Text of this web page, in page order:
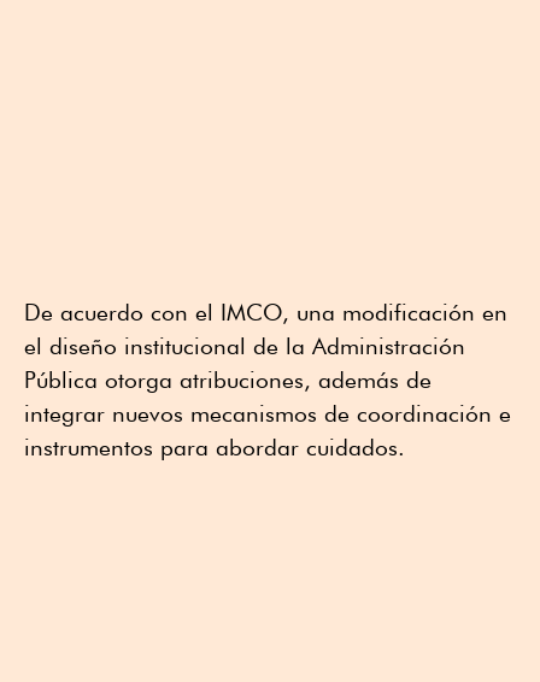
De acuerdo con el IMCO, una modificación en
el diseño institucional de la Administración
Pública otorga atribuciones, además de
integrar nuevos mecanismos de coordinación e
instrumentos para abordar cuidados.